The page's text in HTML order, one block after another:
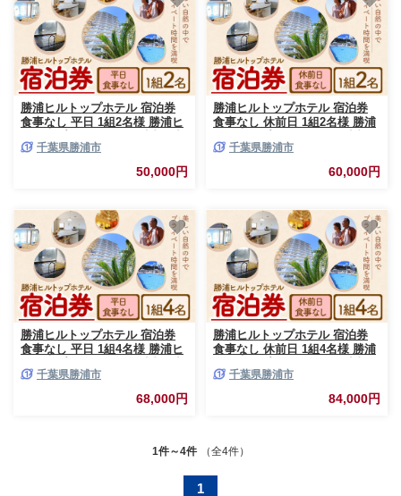
勝浦ヒルトップホテル 宿泊券
食事なし 平日 1組2名様 勝浦ヒ
荷予定(土日祝除く)》千葉県 勝
浦市 ホテル 宿泊 宿泊券 チケッ
ト 送料無料【配送不可地域：離
千葉県勝浦市
50,000円
勝浦ヒルトップホテル 宿泊券
食事なし 休前日 1組2名様 勝浦
出荷予定(土日祝除く)》千葉県
勝浦市 ホテル 宿泊 宿泊券 チケ
ット 送料無料【配送不可地域：
千葉県勝浦市
60,000円
勝浦ヒルトップホテル 宿泊券
食事なし 平日 1組4名様 勝浦ヒ
荷予定(土日祝除く)》千葉県 勝
浦市 ホテル 宿泊 宿泊券 チケッ
ト 送料無料【配送不可地域：離
千葉県勝浦市
68,000円
勝浦ヒルトップホテル 宿泊券
食事なし 休前日 1組4名様 勝浦
出荷予定(土日祝除く)》千葉県
勝浦市 ホテル 宿泊 宿泊券 チケ
ット 送料無料【配送不可地域：
千葉県勝浦市
84,000円
1件～4件 （全4件）
1